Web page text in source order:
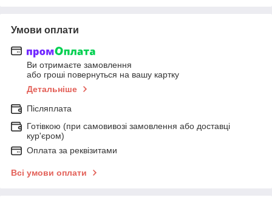
Умови оплати
Ви отримаєте замовлення
або гроші повернуться на вашу картку
Детальніше
Післяплата
Готівкою (при самовивозі замовлення або доставці
кур'єром)
Оплата за реквізитами
Всі умови оплати